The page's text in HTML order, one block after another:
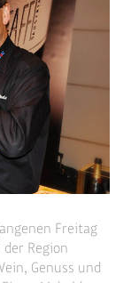
Freitag
Region
Genuss und